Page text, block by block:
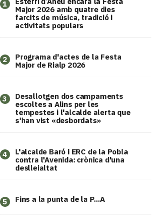
1
Major 2026 amb quatre dies
farcits de música, tradició i
activitats populars
2
Programa d'actes de la Festa
Major de Rialp 2026
3
​Desallotgen dos campaments
escoltes a Alins per les
tempestes i l'alcalde alerta que
s'han vist «desbordats»
4
L'alcalde Baró i ERC de la Pobla
contra l'Avenida: crònica d'una
deslleialtat
5 Fins a la punta de la P...A